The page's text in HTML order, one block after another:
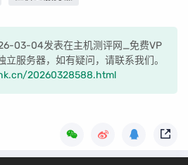
03-04发表在主机测评网_免费VP
服务器，如有疑问，请联系我们。
20260328588.html